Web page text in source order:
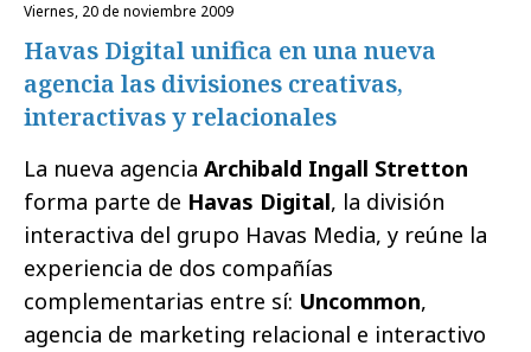
viernes, 20 de noviembre 2009
Havas Digital unifica en una nueva
agencia las divisiones creativas,
interactivas y relacionales
La nueva agencia Archibald Ingall Stretton
forma parte de Havas Digital, la división
interactiva del grupo Havas Media, y reúne la
experiencia de dos compañías
complementarias entre sí: Uncommon,
agencia de marketing relacional e interactivo